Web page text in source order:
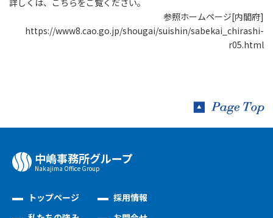
参照ホームページ[内閣府]
https://www8.cao.go.jp/shougai/suishin/sabekai_chirashi-
r05.html
中嶋事務所グループ
Nakajima Oﬃce Group
トップページ
採用情報